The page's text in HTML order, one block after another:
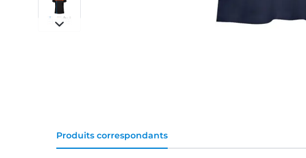
Produits correspondants